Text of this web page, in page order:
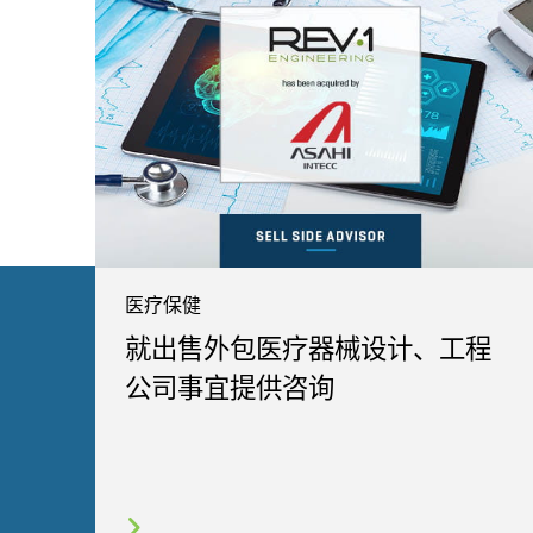
医疗保健
就出售外包医疗器械设计、工程
公司事宜提供咨询